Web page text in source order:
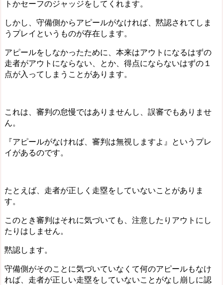
トかセーフのジャッジをしてくれます。
しかし、守備側からアピールがなければ、黙認されてしま
うプレイというものが存在します。
アピールをしなかったために、 本来はアウトになるはずの
走者がアウトにならない、とか、 得点にならないはずの１
点が入ってしまう ことがあります。
これは、審判の怠慢ではありませんし、誤審でもありませ
ん。
『アピールがなければ、審判は無視しますよ』というプレ
イがあるのです。
たとえば、走者が正しく走塁をしていないことがありま
す。
このとき審判はそれに気づいても、注意したりアウトにし
たりはしません。
黙認します。
守備側がそのことに気づいていなくて何のアピールもなけ
れば、走者が正しい走塁をしていないことがなし崩しに認